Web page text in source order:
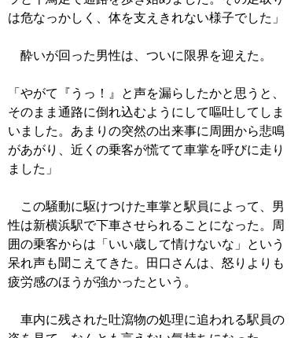
は危なっかしく、体を支えきれない様子でした」
酔いが回った男性は、ついに限界を迎えた。
「やがて『うっ！』と声を漏らしたかと思うと、
そのまま通路に倒れ込むようにして嘔吐してしま
いました。あまりの突然の出来事に周囲から悲鳴
があがり、近くの乗客が慌てて車掌を呼びに走り
ました」
この騒動に駆けつけた車掌と駅員によって、男
性は新横浜駅で下車させられることになった。周
囲の乗客からは「いい歳して情けないな」という
呆れ声も聞こえてきた。田口さんは、怒りよりも
疲労感のほうが強かったという。
車内に残された吐瀉物の処理に追われる駅員の